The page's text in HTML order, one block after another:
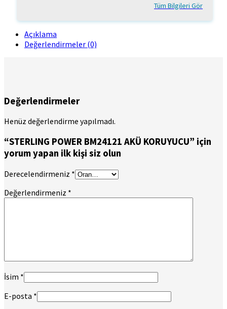
Tüm Bilgileri Gör
Açıklama
Değerlendirmeler (0)
Değerlendirmeler
Henüz değerlendirme yapılmadı.
“STERLING POWER BM24121 AKÜ KORUYUCU” için
yorum yapan ilk kişi siz olun
Derecelendirmeniz *
Değerlendirmeniz *
İsim *
E-posta *